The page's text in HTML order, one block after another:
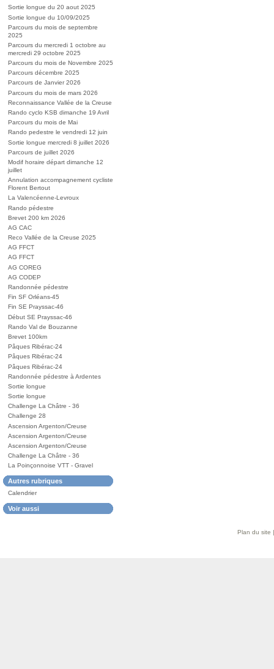
Sortie longue du 20 aout 2025
Sortie longue du 10/09/2025
Parcours du mois de septembre
2025
Parcours du mercredi 1 octobre au
mercredi 29 octobre 2025
Parcours du mois de Novembre 2025
Parcours décembre 2025
Parcours de Janvier 2026
Parcours du mois de mars 2026
Reconnaissance Vallée de la Creuse
Rando cyclo KSB dimanche 19 Avril
Parcours du mois de Mai
Rando pedestre le vendredi 12 juin
Sortie longue mercredi 8 juillet 2026
Parcours de juillet 2026
Modif horaire départ dimanche 12
juillet
Annulation accompagnement cycliste
Florent Bertout
La Valencéenne-Levroux
Rando pédestre
Brevet 200 km 2026
AG CAC
Reco Vallée de la Creuse 2025
AG FFCT
AG FFCT
AG COREG
AG CODEP
Randonnée pédestre
Fin SF Orléans-45
Fin SE Prayssac-46
Début SE Prayssac-46
Rando Val de Bouzanne
Brevet 100km
Pâques Ribérac-24
Pâques Ribérac-24
Pâques Ribérac-24
Randonnée pédestre à Ardentes
Sortie longue
Sortie longue
Challenge La Châtre - 36
Challenge 28
Ascension Argenton/Creuse
Ascension Argenton/Creuse
Ascension Argenton/Creuse
Challenge La Châtre - 36
La Poinçonnoise VTT - Gravel
Autres rubriques
Calendrier
Voir aussi
Plan du site